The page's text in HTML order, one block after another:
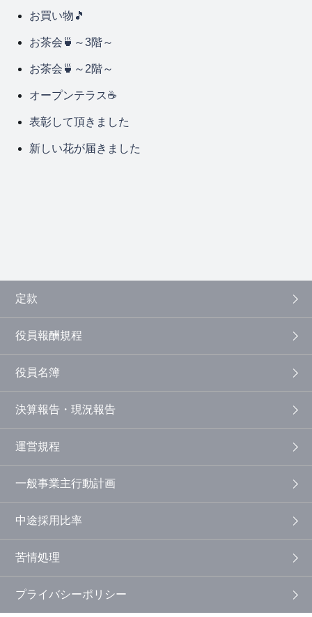
お買い物🎵
お茶会🍵～3階～
お茶会🍵～2階～
オープンテラス☕
表彰して頂きました
新しい花が届きました
定款
役員報酬規程
役員名簿
決算報告・現況報告
運営規程
一般事業主行動計画
中途採用比率
苦情処理
プライバシーポリシー